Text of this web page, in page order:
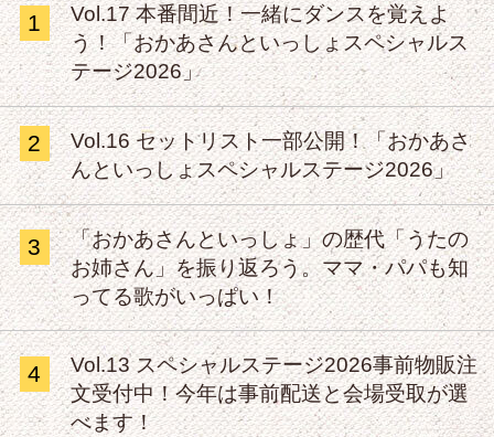
1
Vol.17 本番間近！一緒にダンスを覚えよ
う！「おかあさんといっしょスペシャルス
テージ2026」
2
Vol.16 セットリスト一部公開！「おかあさ
んといっしょスペシャルステージ2026」
3
「おかあさんといっしょ」の歴代「うたの
お姉さん」を振り返ろう。ママ・パパも知
ってる歌がいっぱい！
4
Vol.13 スペシャルステージ2026事前物販注
文受付中！今年は事前配送と会場受取が選
べます！